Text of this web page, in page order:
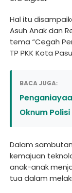
Hal itu
Asuh Anak dan
tema “Cegah
TP PKK Kota
BACA JUGA:
Oknum
Dalam
kemajuan
anak-anak
tua dalam